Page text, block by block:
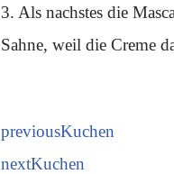
3. Als nachstes die
Sahne, weil die Creme
previousKuchen
nextKuchen